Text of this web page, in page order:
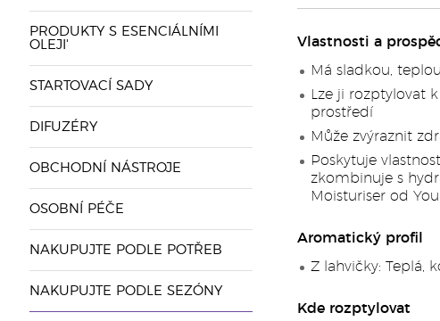
PRODUKTY S ESENCIÁLNÍMI
OLEJI'
STARTOVACÍ SADY
DIFUZÉRY
OBCHODNÍ NÁSTROJE
OSOBNÍ PÉČE
NAKUPUJTE PODLE POTŘEB
NAKUPUJTE PODLE SEZÓNY
Vlastnosti a
Má sladkou,
Lze ji rozptylovat
prostředí
Může zvýraznit
Poskytuje
zkombinuje s
Moisturiser od
Aromatický profil
Z lahvičky: Teplá,
Kde rozptylovat